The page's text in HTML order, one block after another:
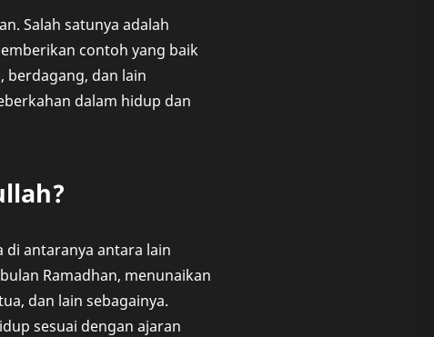
Salah satunya adalah
contoh yang baik
berdagang, dan lain
dalam hidup dan
di antaranya antara lain
Ramadhan, menunaikan
dan lain sebagainya.
sesuai dengan ajaran